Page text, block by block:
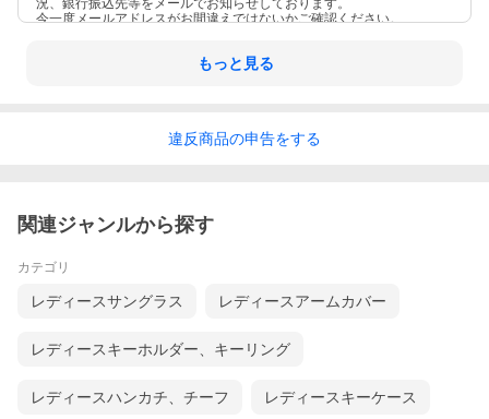
況、銀行振込先等をメールでお知らせしております。
今一度メールアドレスがお間違えではないかご確認ください。
もっと見る
違反商品の申告をする
関連ジャンルから探す
カテゴリ
レディースサングラス レディースアームカバー
レディースキーホルダー、キーリング
レディースハンカチ、チーフ レディースキーケース